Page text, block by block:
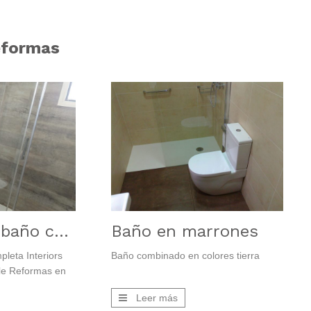
Reforma de baño completa
Interiors
Reformas en
baños
de baño.
Baño en marrones
Baño combinado en colores tierra
Leer más